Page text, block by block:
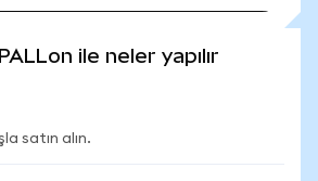
ile neler yapılır
satın alın.